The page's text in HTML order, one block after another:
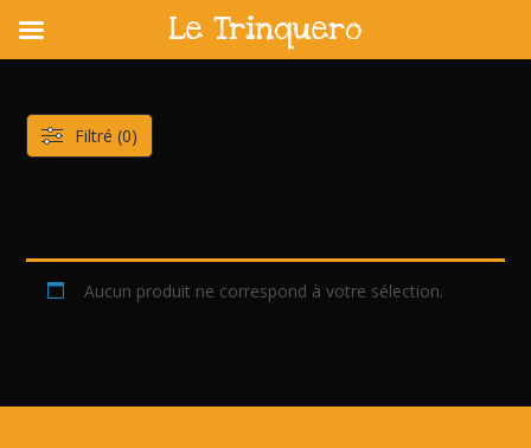
content
Aucun produit ne correspond à votre sélection.
Filtré (0)
Le Trinquero